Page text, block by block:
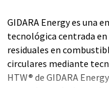
GIDARA Energy es una
tecnológica centrada
residuales en
circulares mediante
HTW® de GIDARA